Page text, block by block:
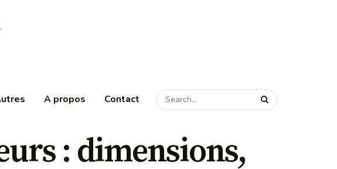
A propos Contact
: dimensions,